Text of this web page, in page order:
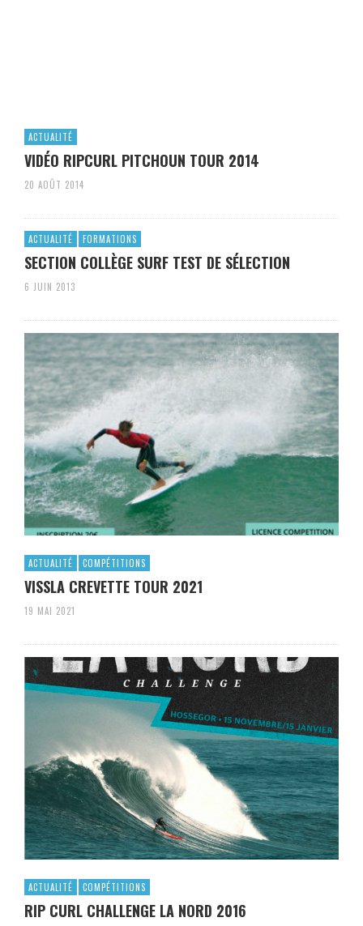
ACTUALITÉ
VIDÉO RIPCURL PITCHOUN TOUR 2014
20 AOÛT 2014
ACTUALITÉ FORMATIONS
SECTION COLLÈGE SURF TEST DE SÉLECTION
6 JUIN 2013
ACTUALITÉ COMPÉTITIONS
VISSLA CREVETTE TOUR 2021
19 MAI 2021
ACTUALITÉ COMPÉTITIONS
RIP CURL CHALLENGE LA NORD 2016